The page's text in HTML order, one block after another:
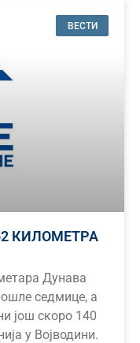
ВЕСТИ
КИЛОМЕТРА
Дунава
седмице, а
још скоро 140
у Војводини.